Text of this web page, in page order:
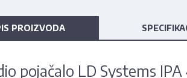
PROIZVODA
pojačalo LD Systems